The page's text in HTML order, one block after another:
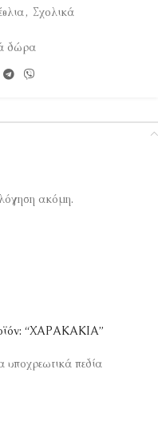
, Σχολικά
δώρα
ακόμη.
“ΧΑΡΑΚΑΚΙΑ”
υποχρεωτικά πεδία